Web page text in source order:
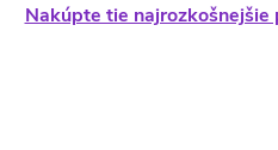
Nakúpte tie